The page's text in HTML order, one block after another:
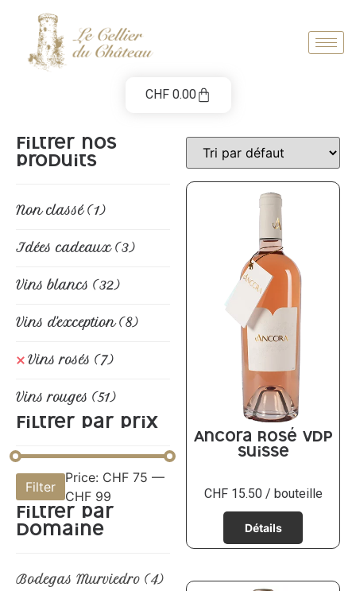
CHF0.00
Filtrer nos
produits
Non classé (1)
Idées cadeaux (3)
Vins blancs (32)
Vins d'exception(8)
Vins rosés (7)
Vins rouges (51)
Filtrer par prix
Filter
Price: CHF 75 —
CHF 99
Filtrer par
domaine
Bodegas Murviedro (4)
Ancora Rosé VdP
Suisse
CHF15.50 / bouteille